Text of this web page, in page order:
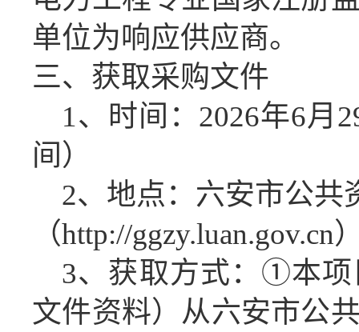
单位为响应供应商。
三、获取采购文件
1、时间：2026年6月
间）
2、地点：六安市公共
（http://ggzy.luan.gov.cn
3、获取方式：①本项
文件资料）从六安市公